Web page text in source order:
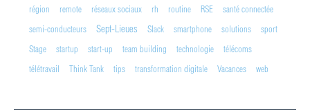
région
remote réseaux sociaux rh routine RSE
santé connectée
semi-conducteurs
Sept-Lieues Slack smartphone solutions
sport
Stage
startup start-up team building technologie
télécoms
télétravail
Think Tank tips transformation digitale Vacances web